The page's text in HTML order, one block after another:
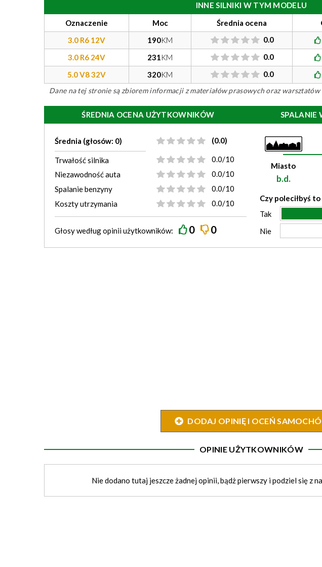
INNE SILNIKI W TYM MODELU
Oznaczenie
Moc Średnia ocena
3.0 R6 12V
190KM 0.0
3.0 R6 24V
231KM 0.0
5.0 V8 32V
320KM 0.0
Dane na tej stronie są zbiorem informacji z materiałów prasowych oraz
ŚREDNIA OCENA UŻYTKOWNIKÓW
Średnia (głosów: 0) (0.0)
Trwałość silnika
0.0/10
Niezawodność auta
0.0/10
Spalanie benzyny
0.0/10
Koszty utrzymania
0.0/10
Głosy wedługopiniiużytkowników: 0 0
SPALANIE
Miasto
b.d.
Czy poleciłbyś
Tak
Nie
DODAJ OPINIĘ I OCEŃ
OPINIE UŻYTKOWNIKÓW
Nie dodano tutaj jeszcze żadnej opinii, bądż pierwszy i podziel się z